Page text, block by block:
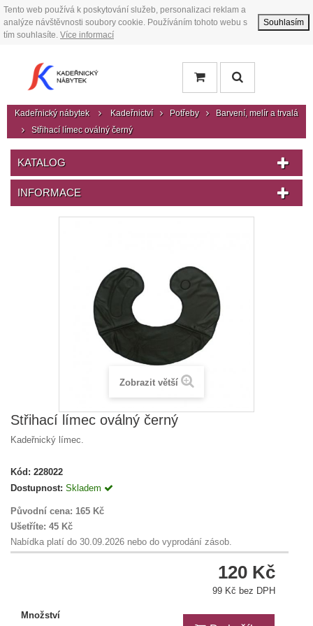
Tento web používá k poskytování služeb, personalizaci reklam a
analýze návštěvnosti soubory cookie. Používáním tohoto webu s
tím souhlasíte. Více informací
Souhlasím
Kadeřnický nábytek Kadeřnictví Potřeby
Barvení, melír a trvalá
Střihací límec oválný černý
KATALOG
INFORMACE
Zobrazit větší
Střihací límec oválný černý
Kadeřnický límec.
Kód: 228022
Dostupnost: Skladem
Původní cena: 165 Kč
Ušetříte: 45 Kč
Nabídka platí do 30.09.2026 nebo do vyprodání zásob.
120 Kč
99 Kč bez DPH
Množství